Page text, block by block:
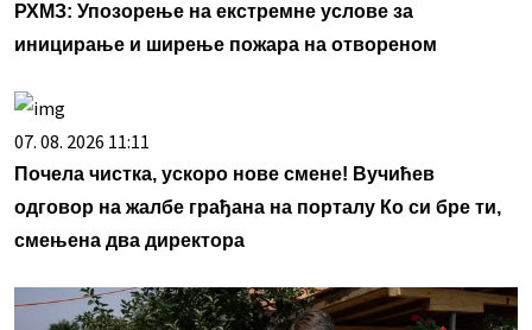
РХМЗ: Упозорење на екстремне услове за
иницирање и ширење пожара на отвореном
07. 08. 2026 11:11
Почела чистка, ускоро нове смене! Вучићев
одговор на жалбе грађана на порталу Ко си бре ти,
смењена два директора